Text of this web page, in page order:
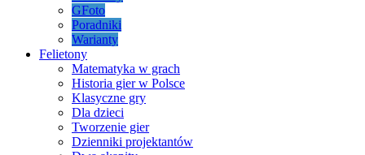
GFoto
Poradniki
Warianty
Felietony
Matematyka w grach
Historia gier w Polsce
Klasyczne gry
Dla dzieci
Tworzenie gier
Dzienniki projektantów